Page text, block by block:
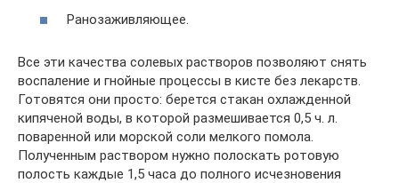
Ранозаживляющее.
Все эти качества солевых растворов позволяют снять
воспаление и гнойные процессы в кисте без лекарств.
Готовятся они просто: берется стакан охлажденной
кипяченой воды, в которой размешивается 0,5 ч. л.
поваренной или морской соли мелкого помола.
Полученным раствором нужно полоскать ротовую
полость каждые 1,5 часа до полного исчезновения